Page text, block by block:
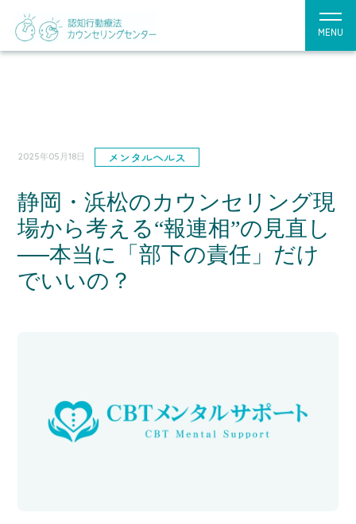
MENU
2025年05月18日 メンタルヘルス
静岡・浜松のカウンセリング現
場から考える“報連相”の見直し
──本当に「部下の責任」だけ
でいいの？